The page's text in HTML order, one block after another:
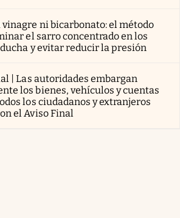
vinagre ni bicarbonato: el método
el sarro concentrado en los
y evitar reducir la presión
| Las autoridades embargan
los bienes, vehículos y cuentas
los ciudadanos y extranjeros
el Aviso Final